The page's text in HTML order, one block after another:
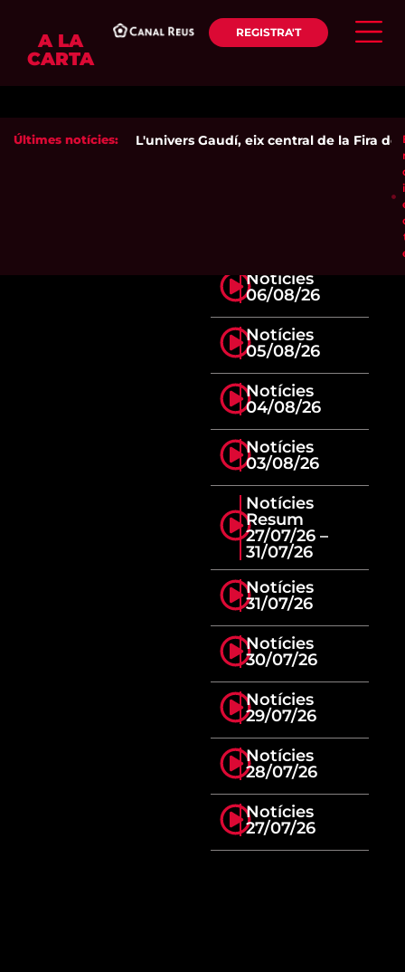
A LA
CARTA
REGISTRA'T
Últimes notícies: L'univers Gaudí, eix central de la Fira de
Notícies
06/08/26
Notícies
05/08/26
Notícies
04/08/26
Notícies
03/08/26
Notícies
Resum
27/07/26 –
31/07/26
Notícies
31/07/26
Notícies
30/07/26
Notícies
29/07/26
Notícies
28/07/26
Notícies
27/07/26